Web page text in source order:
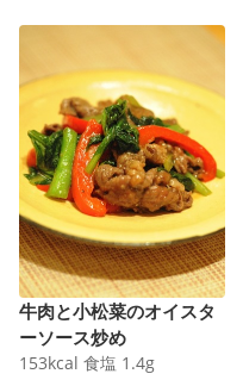
牛肉と小松菜のオイスタ
ーソース炒め
153kcal 食塩 1.4g